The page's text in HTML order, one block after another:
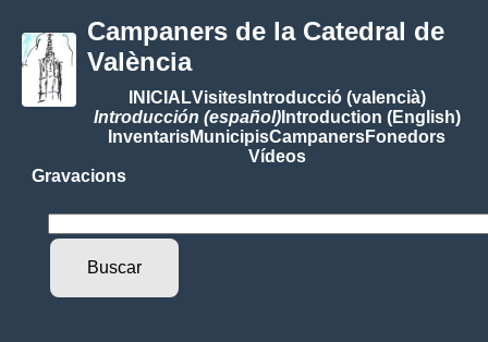
Campaners de la Catedral de
València
INICIALVisitesIntroducció (valencià)
Introducción (español)Introduction (English)
InventarisMunicipisCampanersFonedors
Vídeos
Gravacions